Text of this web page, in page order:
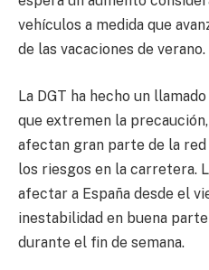
vehículos a medida que
de las vacaciones de verano.
La DGT ha hecho un
que extremen la
afectan gran parte de la
los riesgos en la carretera.
afectar a España desde el
inestabilidad en buena
durante el fin de semana.